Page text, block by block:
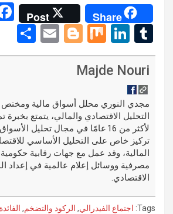
Share
Post
T
u
m
bl
r
Li
n
ke
n
M
ix
Bl
o
er
E
m
h
Majde Nouri
مجدي النوري محلل أسواق مالية
التحليل الاقتصادي والمالي، يتمتع بخبرة
لأكثر من 16 عامًا في مجال تحليل
تركيز خاص على التحليل الأساسي
المالية، وقد عمل مع جهات رقابية
مصرفية ووسائل إعلام عالمية في إعداد
الاقتصادي.
Tags: اجتماع الفيدرالي, الركود والتضخم,